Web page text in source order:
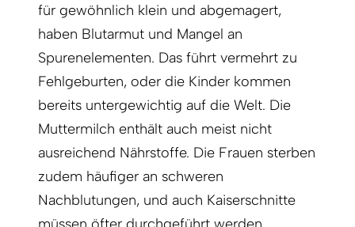
für gewöhnlich klein und abgemagert,
haben Blutarmut und Mangel an
Spurenelementen. Das führt vermehrt zu
Fehlgeburten, oder die Kinder kommen
bereits untergewichtig auf die Welt. Die
Muttermilch enthält auch meist nicht
ausreichend Nährstoffe. Die Frauen sterben
zudem häufiger an schweren
Nachblutungen, und auch Kaiserschnitte